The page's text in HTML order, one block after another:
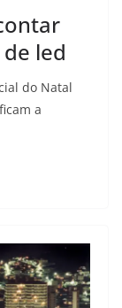
led
do Natal
a